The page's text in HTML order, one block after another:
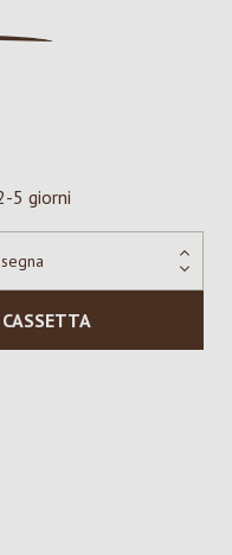
5 giorni